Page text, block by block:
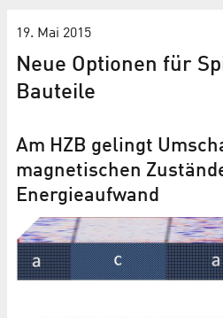
19. Mai 2015
Neue Optionen für
Bauteile
Am HZB gelingt
magnetischen
Energieaufwand